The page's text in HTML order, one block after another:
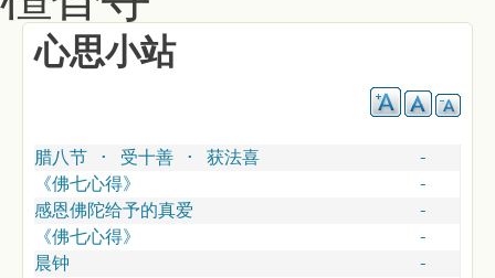
心思小站
腊八节 · 受十善 · 获法喜
-
《佛七心得》
-
感恩佛陀给予的真爱
-
《佛七心得》
-
晨钟
-